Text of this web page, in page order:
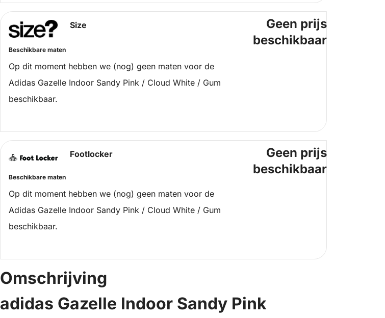
Size
Beschikbare maten
Op dit moment hebben we (nog) geen maten voor de
Adidas Gazelle Indoor Sandy Pink / Cloud White / Gum
beschikbaar.
Geen prijs
beschikbaar
Footlocker
Beschikbare maten
Op dit moment hebben we (nog) geen maten voor de
Adidas Gazelle Indoor Sandy Pink / Cloud White / Gum
beschikbaar.
Geen prijs
beschikbaar
Omschrijving
adidas Gazelle Indoor Sandy Pink